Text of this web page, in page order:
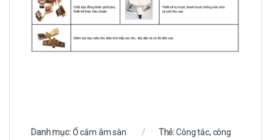
Danh mục:Ổ cắm âm sàn Thẻ:Công tắc,công